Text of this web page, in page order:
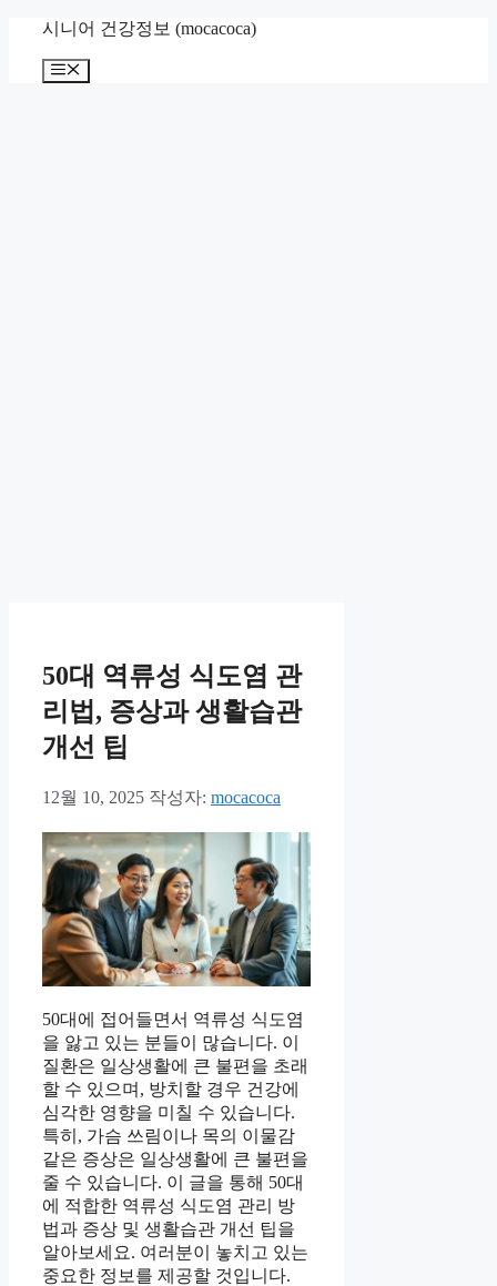
시니어 건강정보 (mocacoca)
메
50대 역류성 식도염 관
리법, 증상과 생활습관
개선 팁
12월 10, 2025 작성자: mocacoca
50대에 접어들면서 역류성 식도염
을 앓고 있는 분들이 많습니다. 이
질환은 일상생활에 큰 불편을 초래
할 수 있으며, 방치할 경우 건강에
심각한 영향을 미칠 수 있습니다.
특히, 가슴 쓰림이나 목의 이물감
같은 증상은 일상생활에 큰 불편을
줄 수 있습니다. 이 글을 통해 50대
에 적합한 역류성 식도염 관리 방
법과 증상 및 생활습관 개선 팁을
알아보세요. 여러분이 놓치고 있는
중요한 정보를 제공할 것입니다.